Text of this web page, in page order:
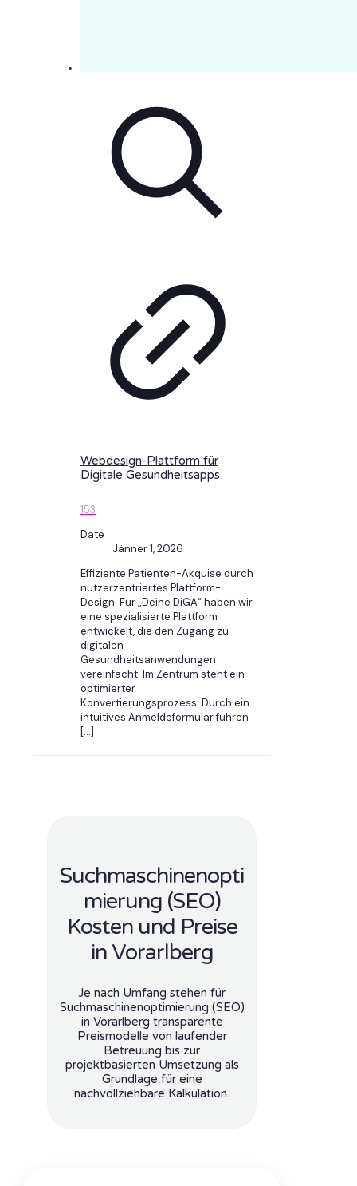
Webdesign-Plattform für
Digitale Gesundheitsapps
153
Date
Jänner 1, 2026
Effiziente Patienten-Akquise durch
nutzerzentriertes Plattform-
Design. Für „Deine DiGA“ haben wir
eine spezialisierte Plattform
entwickelt, die den Zugang zu
digitalen
Gesundheitsanwendungen
vereinfacht. Im Zentrum steht ein
optimierter
Konvertierungsprozess: Durch ein
intuitives Anmeldeformular führen
[…]
Suchmaschinenopti
mierung (SEO)
Kosten und Preise
in Vorarlberg
Je nach Umfang stehen für
Suchmaschinenoptimierung (SEO)
in Vorarlberg transparente
Preismodelle von laufender
Betreuung bis zur
projektbasierten Umsetzung als
Grundlage für eine
nachvollziehbare Kalkulation.